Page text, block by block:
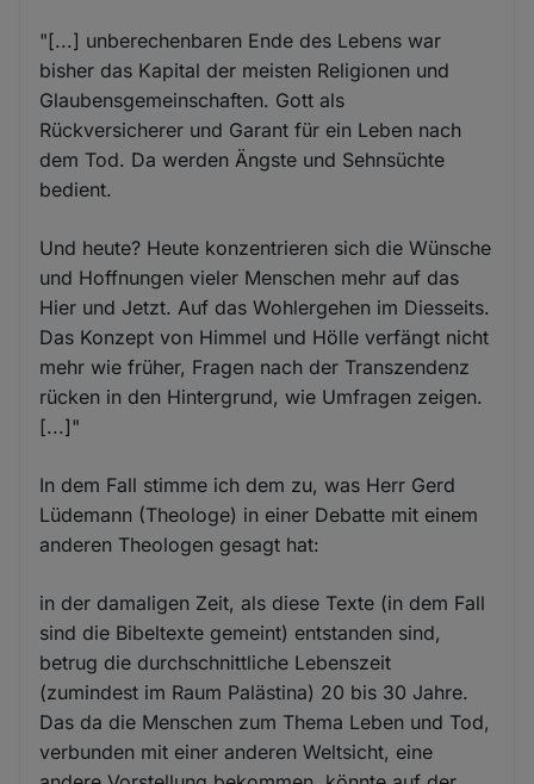
"[...] unberechenbaren Ende des Lebens war
bisher das Kapital der meisten Religionen und
Glaubensgemeinschaften. Gott als
Rückversicherer und Garant für ein Leben nach
dem Tod. Da werden Ängste und Sehnsüchte
bedient.
Und heute? Heute konzentrieren sich die Wünsche
und Hoffnungen vieler Menschen mehr auf das
Hier und Jetzt. Auf das Wohlergehen im Diesseits.
Das Konzept von Himmel und Hölle verfängt nicht
mehr wie früher, Fragen nach der Transzendenz
rücken in den Hintergrund, wie Umfragen zeigen.
[...]"
In dem Fall stimme ich dem zu, was Herr Gerd
Lüdemann (Theologe) in einer Debatte mit einem
anderen Theologen gesagt hat:
in der damaligen Zeit, als diese Texte (in dem Fall
sind die Bibeltexte gemeint) entstanden sind,
betrug die durchschnittliche Lebenszeit
(zumindest im Raum Palästina) 20 bis 30 Jahre.
Das da die Menschen zum Thema Leben und Tod,
verbunden mit einer anderen Weltsicht, eine